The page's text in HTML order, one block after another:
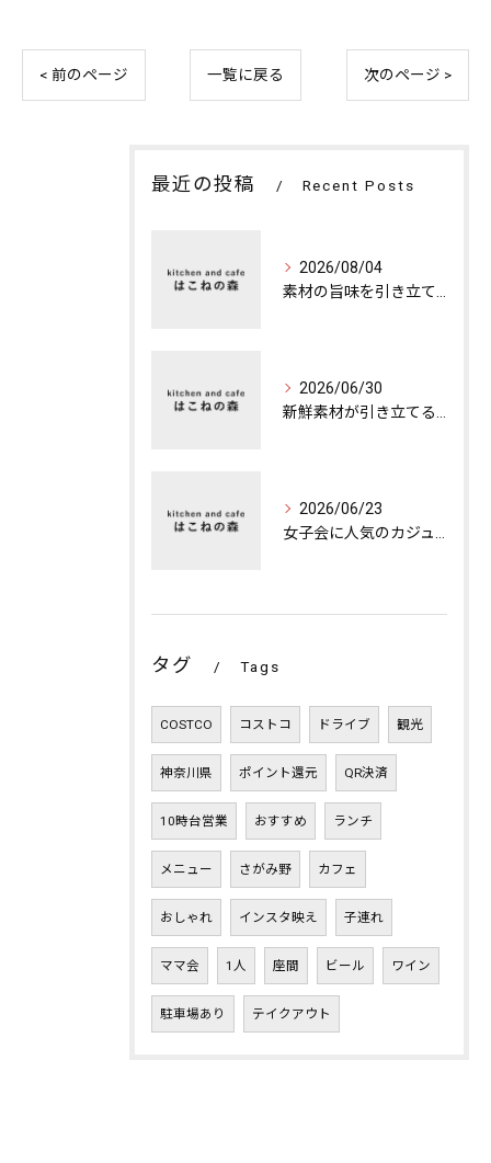
< 前のページ 一覧に戻る 次のページ >
最近の投稿 Recent Posts
2026/08/04
2026/06/30
2026/06/23
タグ Tags
COSTCO コストコ ドライブ 観光
神奈川県 ポイント還元 QR決済
10時台営業 おすすめ ランチ
メニュー さがみ野 カフェ
おしゃれ インスタ映え 子連れ
ママ会 1人 座間 ビール ワイン
駐車場あり テイクアウト